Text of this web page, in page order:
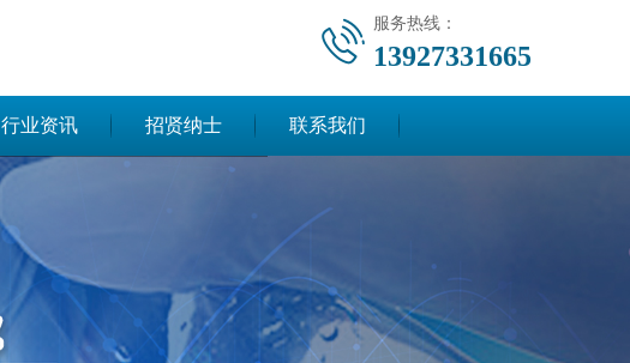
服务热线：
13927331665
行业资讯 招贤纳士 联系我们